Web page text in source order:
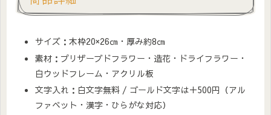
サイズ：木枠20×26㎝・厚み約8㎝
素材：プリザーブドフラワー・造花・ドライフラワー・
白ウッドフレーム・アクリル板
文字入れ：白文字無料 / ゴールド文字は＋500円（アル
ファベット・漢字・ひらがな対応）